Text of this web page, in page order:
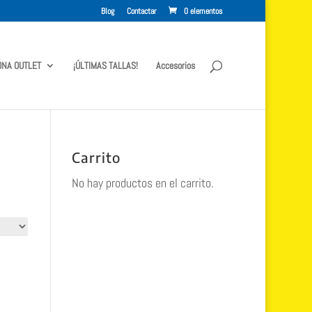
Blog Contactar 0 elementos
OUTLET ¡ÚLTIMAS TALLAS! Accesorios
Carrito
No hay productos en el carrito.